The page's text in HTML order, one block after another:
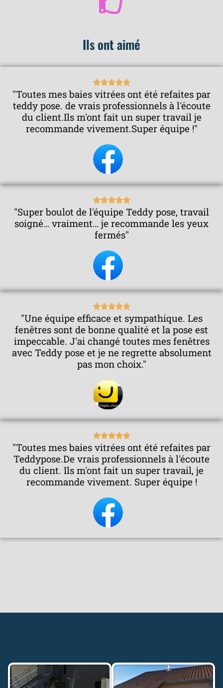
Ils ont aimé
N
o
t
é
5
"Toutes mes baies vitrées ont été refaites par
teddy pose. de vrais professionnels à l'écoute
du client.Ils m'ont fait un super travail je
recommande vivement.Super équipe !"
N
o
t
5
"Super boulot de l'équipe Teddy pose, travail
soigné… vraiment… je recommande les yeux
fermés"
N
o
t
é
5
s
"Une équipe efficace et sympathique. Les
fenêtres sont de bonne qualité et la pose est
impeccable. J'ai changé toutes mes fenêtres
avec Teddy pose et je ne regrette absolument
pas mon choix."
N
o
t
é
"Toutes mes baies vitrées ont été refaites par
Teddypose.De vrais professionnels à l'écoute
du client. Ils m'ont fait un super travail, je
recommande vivement. Super équipe !